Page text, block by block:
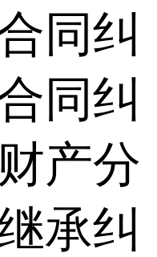
同纠
同纠
产分
承纠